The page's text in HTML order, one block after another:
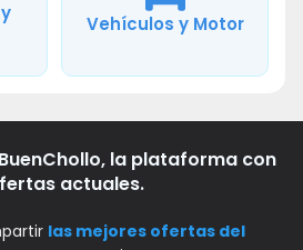
Vehículos y Motor
la plataforma con
actuales.
las mejores ofertas del